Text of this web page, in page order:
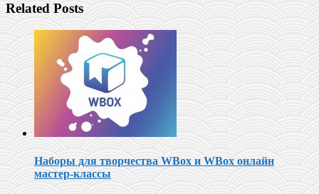
Related Posts
Наборы для творчества WBox и WBox онлайн
мастер-классы